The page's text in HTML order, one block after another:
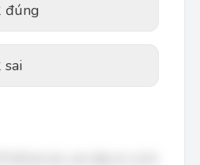
đúng
sai